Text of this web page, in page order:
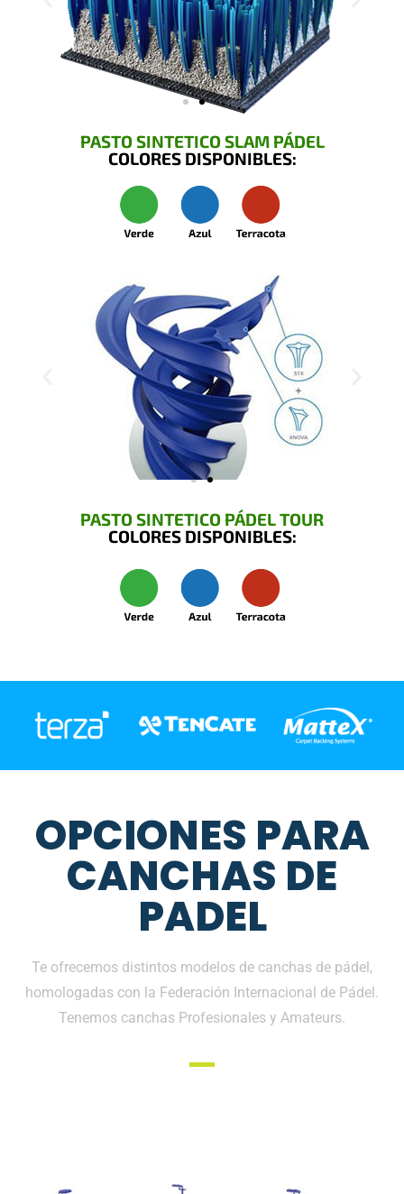
PASTO SINTETICO SLAM PÁDEL
COLORES DISPONIBLES:
PASTO SINTETICO PÁDEL TOUR
COLORES DISPONIBLES:
OPCIONES PARA
CANCHAS DE
PADEL
Te ofrecemos distintos modelos de canchas de pádel,
homologadas con la Federación Internacional de Pádel.
Tenemos canchas Profesionales y Amateurs.